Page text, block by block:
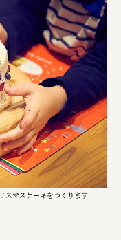
メッセフランクフル
ション実行委員会
スマスケーキをつくります